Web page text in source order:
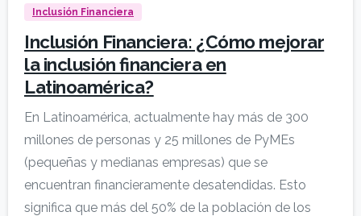
Inclusión Financiera
Inclusión Financiera: ¿Cómo mejorar
la inclusión financiera en
Latinoamérica?
En Latinoamérica, actualmente hay más de 300
millones de personas y 25 millones de PyMEs
(pequeñas y medianas empresas) que se
encuentran financieramente desatendidas. Esto
significa que más del 50% de la población de los